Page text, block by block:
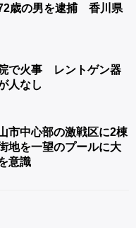
歳の男を逮捕 香川県
で火事 レントゲン器
人なし
市中心部の激戦区に2棟
地を一望のプールに大
意識